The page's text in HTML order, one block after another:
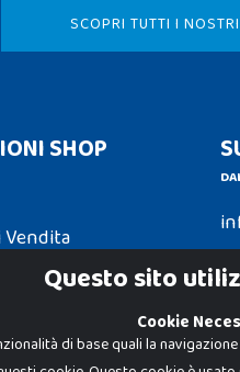
SCOPRI TUTTI I
SHOP
Questo sito
Cookie
di base quali la